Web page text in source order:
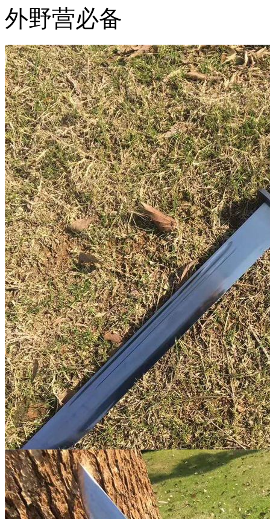
外野营必备